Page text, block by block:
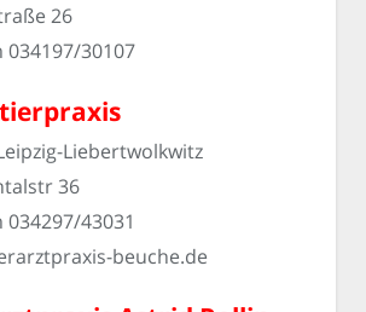
26
034197/30107
Liebertwolkwitz
36
034297/43031
beuche.de